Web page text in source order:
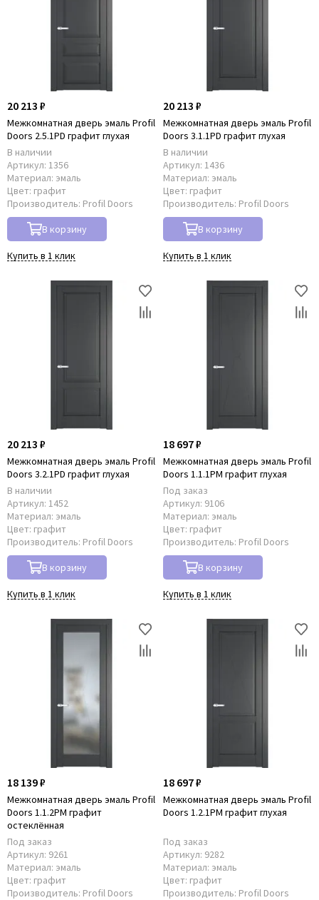
20 213 ₽
Межкомнатная дверь эмаль Profil
Doors 2.5.1PD графит глухая
В наличии
Артикул: 1356
Материал: эмаль
Цвет: графит
Производитель: Profil Doors
В корзину
Купить в 1 клик
20 213 ₽
Межкомнатная дверь эмаль Profil
Doors 3.1.1PD графит глухая
В наличии
Артикул: 1436
Материал: эмаль
Цвет: графит
Производитель: Profil Doors
В корзину
Купить в 1 клик
20 213 ₽
Межкомнатная дверь эмаль Profil
Doors 3.2.1PD графит глухая
В наличии
Артикул: 1452
Материал: эмаль
Цвет: графит
Производитель: Profil Doors
В корзину
Купить в 1 клик
18 697 ₽
Межкомнатная дверь эмаль Profil
Doors 1.1.1PM графит глухая
Под заказ
Артикул: 9106
Материал: эмаль
Цвет: графит
Производитель: Profil Doors
В корзину
Купить в 1 клик
18 139 ₽
Межкомнатная дверь эмаль Profil
Doors 1.1.2PM графит
остеклённая
Под заказ
Артикул: 9261
Материал: эмаль
Цвет: графит
Производитель: Profil Doors
18 697 ₽
Межкомнатная дверь эмаль Profil
Doors 1.2.1PM графит глухая
Под заказ
Артикул: 9282
Материал: эмаль
Цвет: графит
Производитель: Profil Doors